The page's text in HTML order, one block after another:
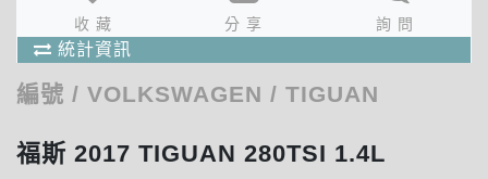
收 藏 分 享 詢 問
統計資訊
商品統計資訊
編號 / VOLKSWAGEN / TIGUAN
福斯 2017 TIGUAN 280TSI 1.4L